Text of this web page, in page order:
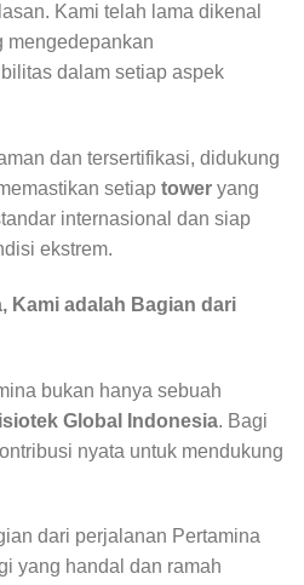
Kami telah lama dikenal
mengedepankan
dalam setiap aspek
dan tersertifikasi, didukung
setiap tower yang
internasional dan siap
ekstrem.
Kami adalah Bagian dari
bukan hanya sebuah
Global Indonesia. Bagi
nyata untuk mendukung
dari perjalanan Pertamina
yang handal dan ramah